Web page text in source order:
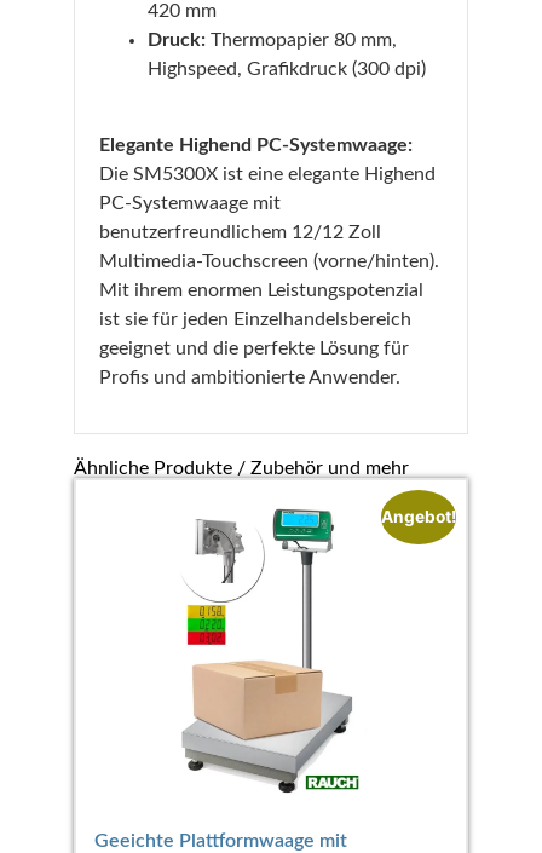
420 mm
Druck:Thermopapier 80 mm,
Highspeed, Grafikdruck (300 dpi)
Elegante Highend PC-Systemwaage:
Die SM5300X ist eine elegante Highend
PC-Systemwaage mit
benutzerfreundlichem 12/12 Zoll
Multimedia-Touchscreen (vorne/hinten).
Mit ihrem enormen Leistungspotenzial
ist sie für jeden Einzelhandelsbereich
geeignet und die perfekte Lösung für
Profis und ambitionierte Anwender.
Ähnliche Produkte / Zubehör und mehr
Angebot!
Geeichte Plattformwaage mit